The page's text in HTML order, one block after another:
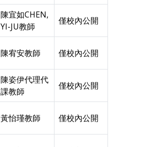
陳宜如CHEN,
YI-JU教師
僅校內公開
陳宥安教師 僅校內公開
陳姿伊代理代
課教師
僅校內公開
黃怡瑾教師 僅校內公開